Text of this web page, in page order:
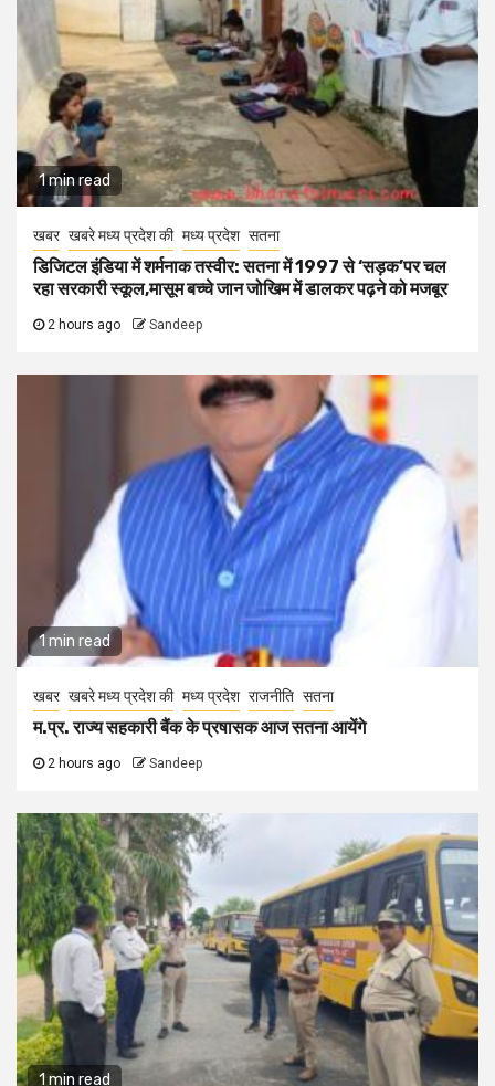
1 min read
खबर खबरे मध्य प्रदेश की मध्य प्रदेश सतना
डिजिटल इंडिया में शर्मनाक तस्वीर: सतना में 1997 से ‘सड़क’पर चल
रहा सरकारी स्कूल,मासूम बच्चे जान जोखिम में डालकर पढ़ने को मजबूर
2 hours ago Sandeep
1 min read
खबर खबरे मध्य प्रदेश की मध्य प्रदेश राजनीति सतना
म.प्र. राज्य सहकारी बैंक के प्रषासक आज सतना आयेंगे
2 hours ago Sandeep
1 min read